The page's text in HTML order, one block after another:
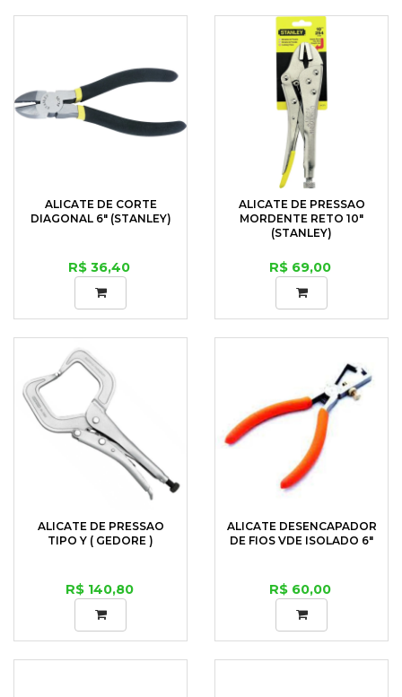
ALICATE DE CORTE
DIAGONAL 6" (STANLEY)
R$ 36,40
ALICATE DE PRESSAO
MORDENTE RETO 10"
(STANLEY)
R$ 69,00
ALICATE DE PRESSAO
TIPO Y ( GEDORE )
R$ 140,80
ALICATE DESENCAPADOR
DE FIOS VDE ISOLADO 6"
R$ 60,00